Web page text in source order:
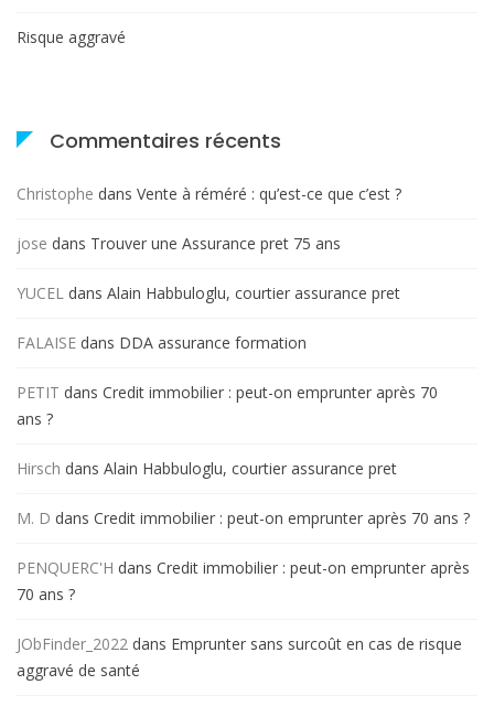
Risque aggravé
Commentaires récents
Christophe dans Vente à réméré : qu’est-ce que c’est ?
jose dans Trouver une Assurance pret 75 ans
YUCEL dans Alain Habbuloglu, courtier assurance pret
FALAISE dans DDA assurance formation
PETIT dans Credit immobilier : peut-on emprunter après 70
ans ?
Hirsch dans Alain Habbuloglu, courtier assurance pret
M. D dans Credit immobilier : peut-on emprunter après 70 ans ?
PENQUERC'H dans Credit immobilier : peut-on emprunter après
70 ans ?
JObFinder_2022 dans Emprunter sans surcoût en cas de risque
aggravé de santé